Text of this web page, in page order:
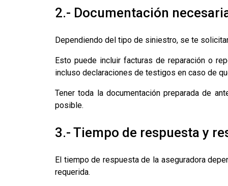
2.- Documentación
Dependiendo del tipo de siniestro, se te
Esto puede incluir facturas de reparación o
incluso declaraciones de testigos en caso de
Tener toda la documentación preparada de
posible.
3.- Tiempo de respuesta y
El tiempo de respuesta de la aseguradora
requerida.